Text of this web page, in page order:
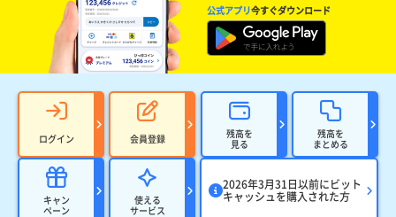
公式アプリ今すぐダウンロード
ログイン 会員登録
残高を
見る
残高を
まとめる
キャン
ペーン
使える
サービス
2026年3月31日以前にビット
キャッシュを購入された方